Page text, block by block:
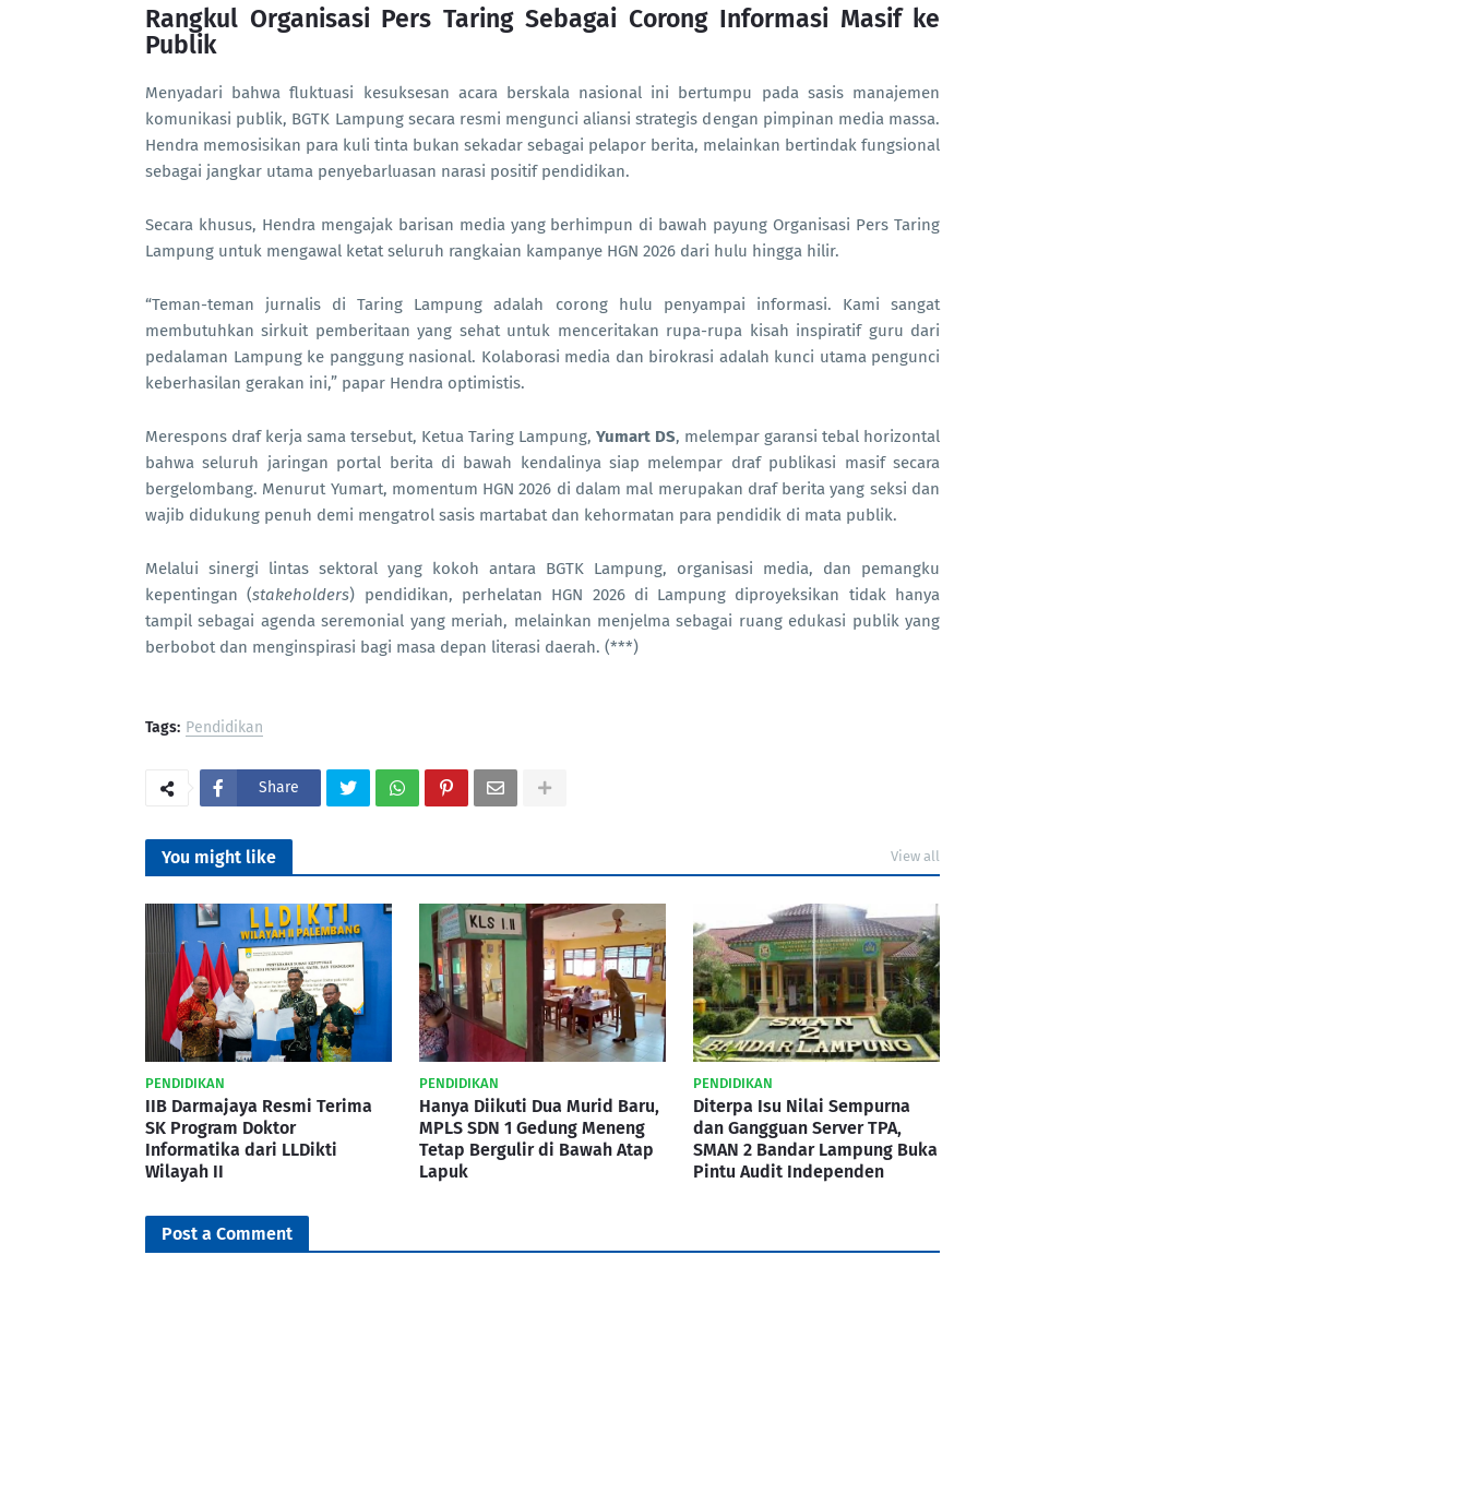
Rangkul Organisasi Pers Taring Sebagai Corong Informasi Masif ke
Publik
Menyadari bahwa fluktuasi kesuksesan acara berskala nasional ini bertumpu pada sasis manajemen
komunikasi publik, BGTK Lampung secara resmi mengunci aliansi strategis dengan pimpinan media massa.
Hendra memosisikan para kuli tinta bukan sekadar sebagai pelapor berita, melainkan bertindak fungsional
sebagai jangkar utama penyebarluasan narasi positif pendidikan.
Secara khusus, Hendra mengajak barisan media yang berhimpun di bawah payung Organisasi Pers Taring
Lampung untuk mengawal ketat seluruh rangkaian kampanye HGN 2026 dari hulu hingga hilir.
“Teman-teman jurnalis di Taring Lampung adalah corong hulu penyampai informasi. Kami sangat
membutuhkan sirkuit pemberitaan yang sehat untuk menceritakan rupa-rupa kisah inspiratif guru dari
pedalaman Lampung ke panggung nasional. Kolaborasi media dan birokrasi adalah kunci utama pengunci
keberhasilan gerakan ini,” papar Hendra optimistis.
Merespons draf kerja sama tersebut, Ketua Taring Lampung, Yumart DS, melempar garansi tebal horizontal
bahwa seluruh jaringan portal berita di bawah kendalinya siap melempar draf publikasi masif secara
bergelombang. Menurut Yumart, momentum HGN 2026 di dalam mal merupakan draf berita yang seksi dan
wajib didukung penuh demi mengatrol sasis martabat dan kehormatan para pendidik di mata publik.
Melalui sinergi lintas sektoral yang kokoh antara BGTK Lampung, organisasi media, dan pemangku
kepentingan (stakeholders) pendidikan, perhelatan HGN 2026 di Lampung diproyeksikan tidak hanya
tampil sebagai agenda seremonial yang meriah, melainkan menjelma sebagai ruang edukasi publik yang
berbobot dan menginspirasi bagi masa depan literasi daerah. (***)
Tags: Pendidikan
Share
You might like View all
PENDIDIKAN
IIB Darmajaya Resmi Terima
SK Program Doktor
Informatika dari LLDikti
Wilayah II
PENDIDIKAN
Hanya Diikuti Dua Murid Baru,
MPLS SDN 1 Gedung Meneng
Tetap Bergulir di Bawah Atap
Lapuk
PENDIDIKAN
Diterpa Isu Nilai Sempurna
dan Gangguan Server TPA,
SMAN 2 Bandar Lampung Buka
Pintu Audit Independen
Post a Comment